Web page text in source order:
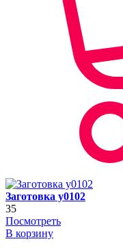
Заготовка y0102
35
Посмотреть
В корзину